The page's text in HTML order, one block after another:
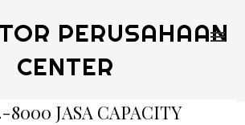
PERUSAHAAN
CENTER
8000 JASA CAPACITY